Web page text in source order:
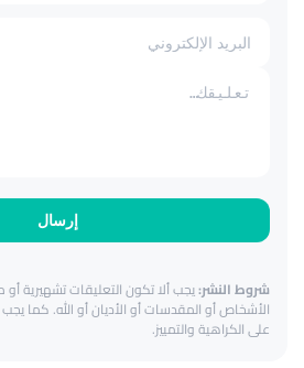
إرسال
شروط النشر:يجب ألا تكون التعليقات تشهيرية أو
الأشخاص أو المقدسات أو الأديان أو الله. كما
على الكراهية والتمييز.